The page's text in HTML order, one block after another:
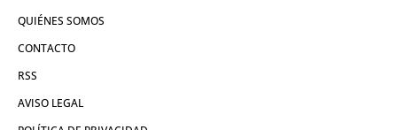
QUIÉNES SOMOS
CONTACTO
RSS
AVISO LEGAL